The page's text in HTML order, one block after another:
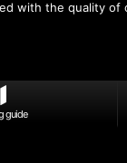
with the quality of
guide